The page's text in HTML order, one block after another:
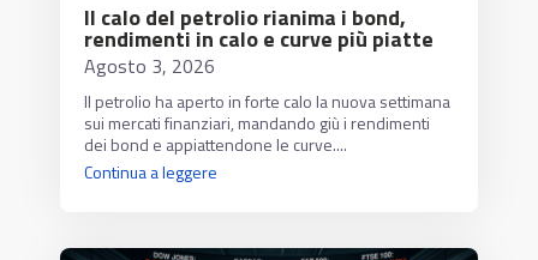
Il calo del petrolio rianima i bond,
rendimenti in calo e curve più piatte
Agosto 3, 2026
Il petrolio ha aperto in forte calo la nuova settimana
sui mercati finanziari, mandando giù i rendimenti
dei bond e appiattendone le curve....
Continua a leggere